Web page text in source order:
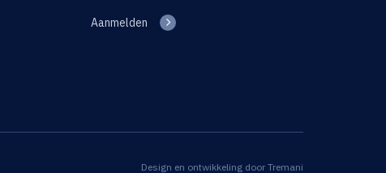
Aanmelden
Design en ontwikkeling door Tremani